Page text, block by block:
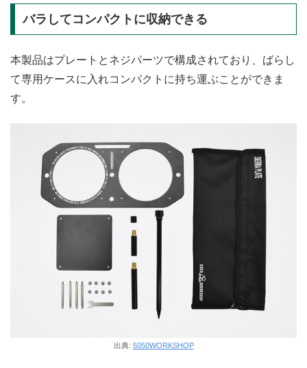
バラしてコンパクトに収納できる
本製品はプレートとネジパーツで構成されており、ばらし
て専用ケースに入れコンパクトに持ち運ぶことができま
す。
出典: 5050WORKSHOP